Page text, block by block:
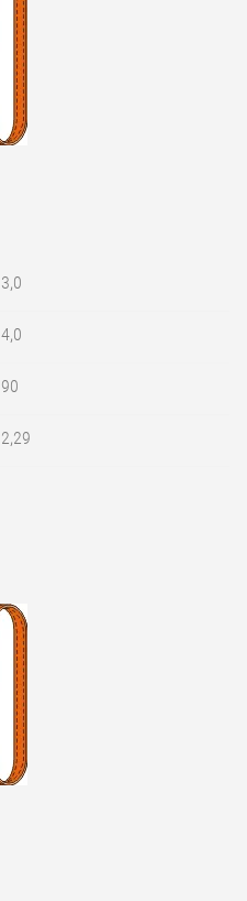
3,0
4,0
90
2,29